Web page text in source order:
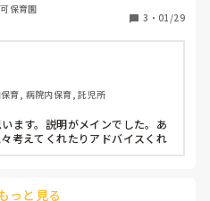
保育園
3 ・ 01/29
育, 病院内保育, 託児所
ます。説明がメインでした。あ
考えてくれたりアドバイスくれ
っと見る